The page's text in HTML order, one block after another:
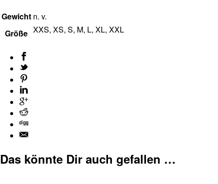
Gewicht n. v.
Größe XXS, XS, S, M, L, XL, XXL
Das könnte Dir auch gefallen …